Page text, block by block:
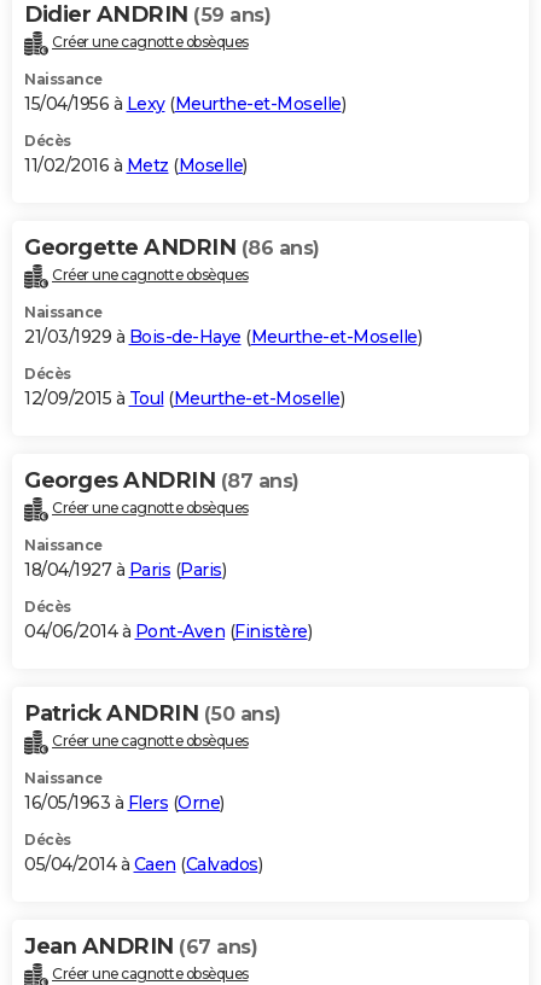
Didier ANDRIN (59 ans)
Créer une cagnotte obsèques
Naissance
15/04/1956 à Lexy(Meurthe-et-Moselle)
Décès
11/02/2016 à Metz (Moselle)
Georgette ANDRIN (86 ans)
Créer une cagnotte obsèques
Naissance
21/03/1929 à Bois-de-Haye (Meurthe-et-Moselle)
Décès
12/09/2015 à Toul (Meurthe-et-Moselle)
Georges ANDRIN (87 ans)
Créer une cagnotte obsèques
Naissance
18/04/1927 à Paris (Paris)
Décès
04/06/2014 à Pont-Aven (Finistère)
Patrick ANDRIN (50 ans)
Créer une cagnotte obsèques
Naissance
16/05/1963 à Flers (Orne)
Décès
05/04/2014 à Caen (Calvados)
Jean ANDRIN (67 ans)
Créer une cagnotte obsèques